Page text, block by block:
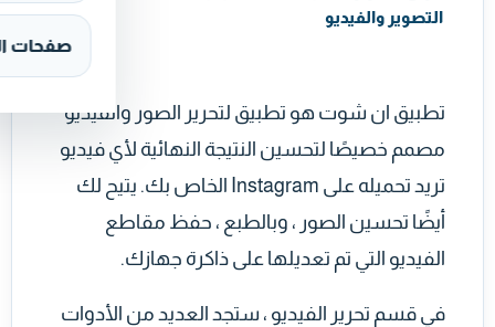
صفحات
التصوير والفيديو
تطبيق ان شوت هو تطبيق لتحرير الصور والفيديو
مصمم خصيصًا لتحسين النتيجة النهائية لأي فيديو
تريد تحميله على Instagram الخاص بك. يتيح لك
أيضًا تحسين الصور ، وبالطبع ، حفظ مقاطع
الفيديو التي تم تعديلها على ذاكرة جهازك.
في قسم تحرير الفيديو ، ستجد العديد من الأدوات